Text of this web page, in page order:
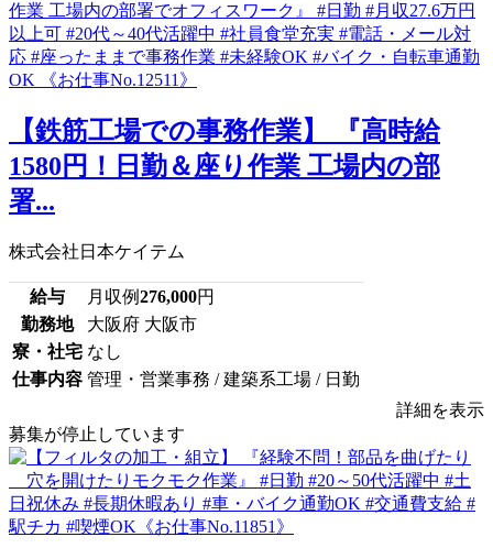
【鉄筋工場での事務作業】 『高時給
1580円！日勤＆座り作業 工場内の部
署...
株式会社日本ケイテム
給与 月収例276,000円
勤務地
大阪府 大阪市
寮・社宅 なし
仕事内容 管理・営業事務 / 建築系工場 / 日勤
詳細を表示
募集が停止しています